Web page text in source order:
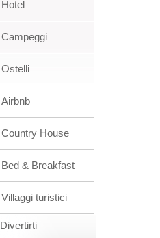
Hotel
Campeggi
Ostelli
Airbnb
Country House
Bed & Breakfast
Villaggi turistici
Divertirti